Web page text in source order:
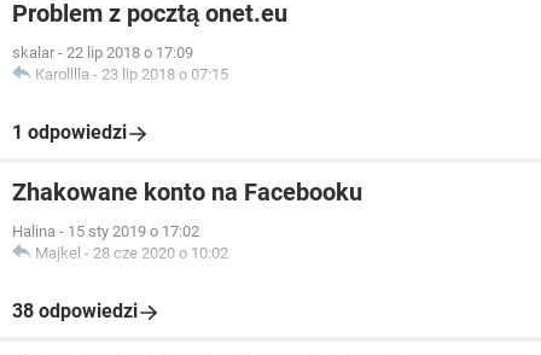
Problem z pocztą onet.eu
skalar - 22 lip 2018 o 17:09
Karolllla - 23 lip 2018 o 07:15
1 odpowiedzi
Zhakowane konto na Facebooku
Halina - 15 sty 2019 o 17:02
Majkel - 28 cze 2020 o 10:02
38 odpowiedzi